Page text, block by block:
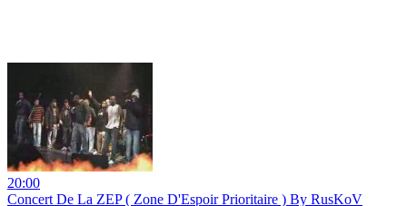
20:00
Concert De La ZEP ( Zone D'Espoir Prioritaire ) By RusKoV